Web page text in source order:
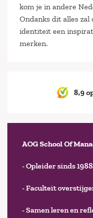
kom je in andere
Ondanks dit alles zal
identiteit een
merken.
8,9
AOG School Of
- Opleider sinds 1988
- Faculteit
- Samen leren en